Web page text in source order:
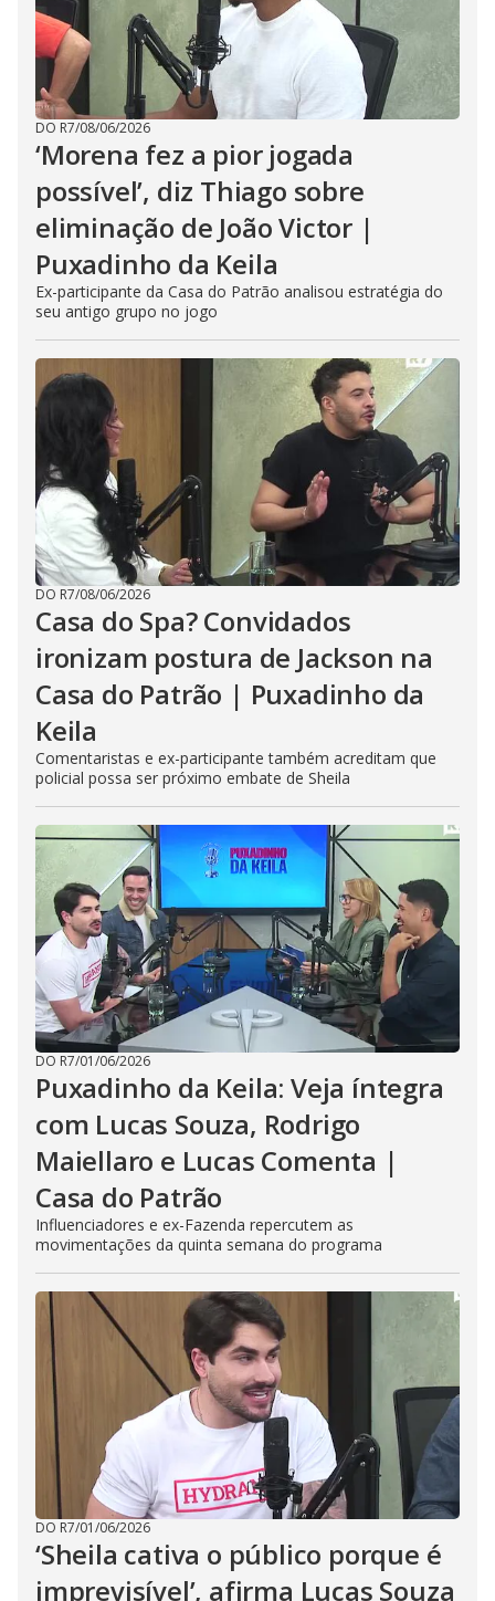
DO R7/08/06/2026
‘Morena fez a pior jogada
possível’, diz Thiago sobre
eliminação de João Victor |
Puxadinho da Keila
Ex-participante da Casa do Patrão analisou estratégia do
seu antigo grupo no jogo
DO R7/08/06/2026
Casa do Spa? Convidados
ironizam postura de Jackson na
Casa do Patrão | Puxadinho da
Keila
Comentaristas e ex-participante também acreditam que
policial possa ser próximo embate de Sheila
DO R7/01/06/2026
Puxadinho da Keila: Veja íntegra
com Lucas Souza, Rodrigo
Maiellaro e Lucas Comenta |
Casa do Patrão
Influenciadores e ex-Fazenda repercutem as
movimentações da quinta semana do programa
DO R7/01/06/2026
‘Sheila cativa o público porque é
imprevisível’, afirma Lucas Souza